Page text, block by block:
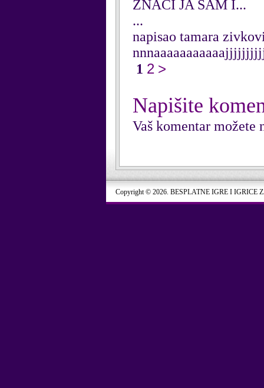
ZNACI JA SAM I...
...
napisao tamara
1 2 >
Napišite
Vaš komentar možete
Copyright © 2026. BESPLATNE IGRE I IGRICE